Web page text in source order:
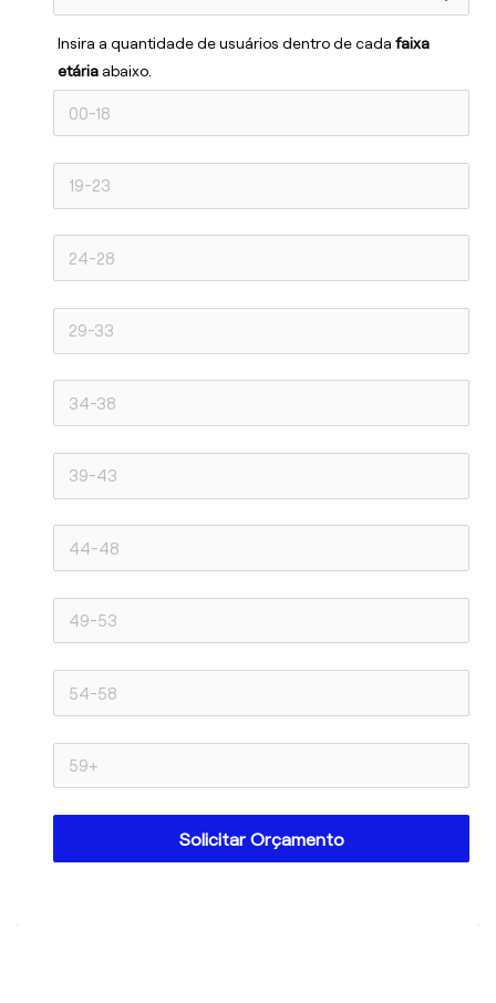
Insira a quantidade de usuários dentro de cada faixa
etária abaixo.
Solicitar Orçamento